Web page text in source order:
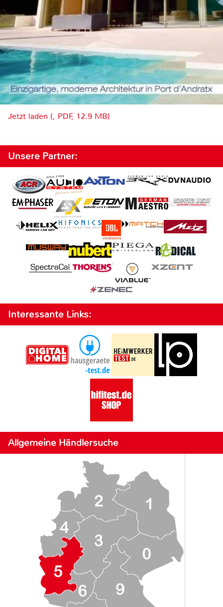
Jetzt laden (, PDF, 12.9 MB)
Unsere Partner:
Interessante Links:
Allgemeine Händlersuche